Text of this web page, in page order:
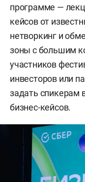
программе —
кейсов от
нетворкинг и
зоны с большим
участников
инвесторов или
задать спикерам
бизнес-кейсов.